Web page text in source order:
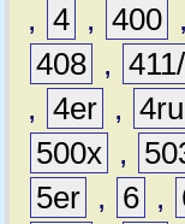
, 4 , 400 ,
408 ,
, 4er ,
500x ,
5er , 6 ,